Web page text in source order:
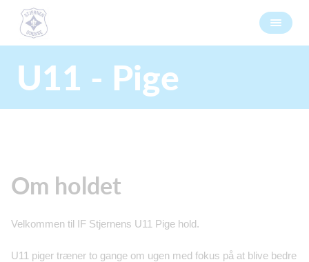
U11 - Pige
Om holdet
Velkommen til IF Stjernens U11 Pige hold.
U11 piger træner to gange om ugen med fokus på at blive bedre